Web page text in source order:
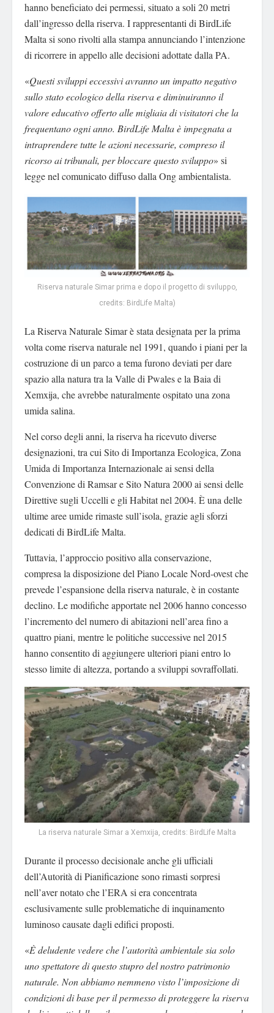
hanno beneficiato dei permessi, situato a soli 20 metri
dall’ingresso della riserva. I rappresentanti di BirdLife
Malta si sono rivolti alla stampa annunciando l’intenzione
di ricorrere in appello alle decisioni adottate dalla PA.
«Questi sviluppi eccessivi avranno un impatto negativo
sullo stato ecologico della riserva e diminuiranno il
valore educativo offerto alle migliaia di visitatori che la
frequentano ogni anno. BirdLife Malta è impegnata a
intraprendere tutte le azioni necessarie, compreso il
ricorso ai tribunali, per bloccare questo sviluppo» si
legge nel comunicato diffuso dalla Ong ambientalista.
Riserva naturale Simar prima e dopo il progetto di sviluppo,
credits: BirdLife Malta)
La Riserva Naturale Simar è stata designata per la prima
volta come riserva naturale nel 1991, quando i piani per la
costruzione di un parco a tema furono deviati per dare
spazio alla natura tra la Valle di Pwales e la Baia di
Xemxija, che avrebbe naturalmente ospitato una zona
umida salina.
Nel corso degli anni, la riserva ha ricevuto diverse
designazioni, tra cui Sito di Importanza Ecologica, Zona
Umida di Importanza Internazionale ai sensi della
Convenzione di Ramsar e Sito Natura 2000 ai sensi delle
Direttive sugli Uccelli e gli Habitat nel 2004. È una delle
ultime aree umide rimaste sull’isola, grazie agli sforzi
dedicati di BirdLife Malta.
Tuttavia, l’approccio positivo alla conservazione,
compresa la disposizione del Piano Locale Nord-ovest che
prevede l’espansione della riserva naturale, è in costante
declino. Le modifiche apportate nel 2006 hanno concesso
l’incremento del numero di abitazioni nell’area fino a
quattro piani, mentre le politiche successive nel 2015
hanno consentito di aggiungere ulteriori piani entro lo
stesso limite di altezza, portando a sviluppi sovraffollati.
La riserva naturale Simar a Xemxija, credits: BirdLife Malta
Durante il processo decisionale anche gli ufficiali
dell’Autorità di Pianificazione sono rimasti sorpresi
nell’aver notato che l’ERA si era concentrata
esclusivamente sulle problematiche di inquinamento
luminoso causate dagli edifici proposti.
«È deludente vedere che l’autorità ambientale sia solo
uno spettatore di questo stupro del nostro patrimonio
naturale. Non abbiamo nemmeno visto l’imposizione di
condizioni di base per il permesso di proteggere la riserva